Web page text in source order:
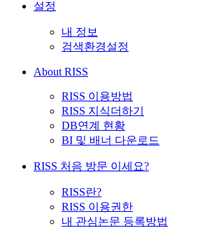
설정
내 정보
검색환경설정
About RISS
RISS 이용방법
RISS 지식더하기
DB연계 현황
BI 및 배너 다운로드
RISS 처음 방문 이세요?
RISS란?
RISS 이용권한
내 관심논문 등록방법